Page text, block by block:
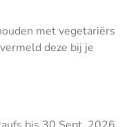
met vegetariërs
deze bij je